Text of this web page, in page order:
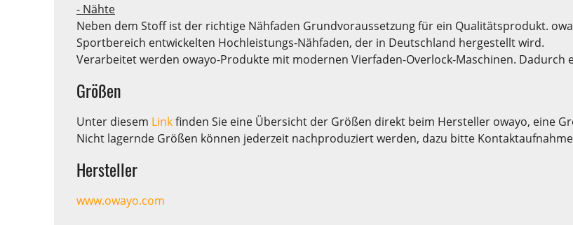
- Nähte
Neben dem Stoff ist der richtige Nähfaden Grundvoraussetzung für ein Qualitätsprodukt.
Sportbereich entwickelten Hochleistungs-Nähfaden, der in Deutschland hergestellt wird.
Verarbeitet werden owayo-Produkte mit modernen Vierfaden-Overlock-Maschinen.
Größen
Unter diesem Linkfinden Sie eine Übersicht der Größen direkt beim Hersteller owayo, eine
Nicht lagernde Größen können jederzeit nachproduziert werden, dazu bitte
Hersteller
www.owayo.com